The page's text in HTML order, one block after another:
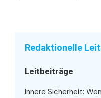
Redaktionelle
Leitbeiträge
Innere Sicherheit: